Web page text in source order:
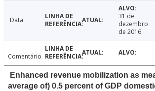
Data
31 de
dezembro
de 2016
Comentário
Enhanced revenue mobilization as
average of) 0.5 percent of GDP